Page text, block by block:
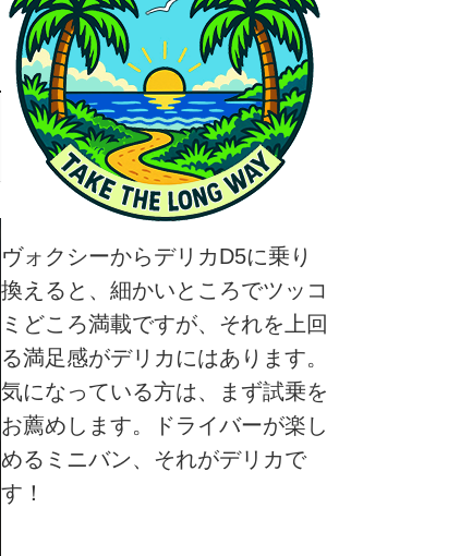
ヴォクシーからデリカD5に乗り
換えると、細かいところでツッコ
ミどころ満載ですが、それを上回
る満足感がデリカにはあります。
気になっている方は、まず試乗を
お薦めします。ドライバーが楽し
めるミニバン、それがデリカで
す！